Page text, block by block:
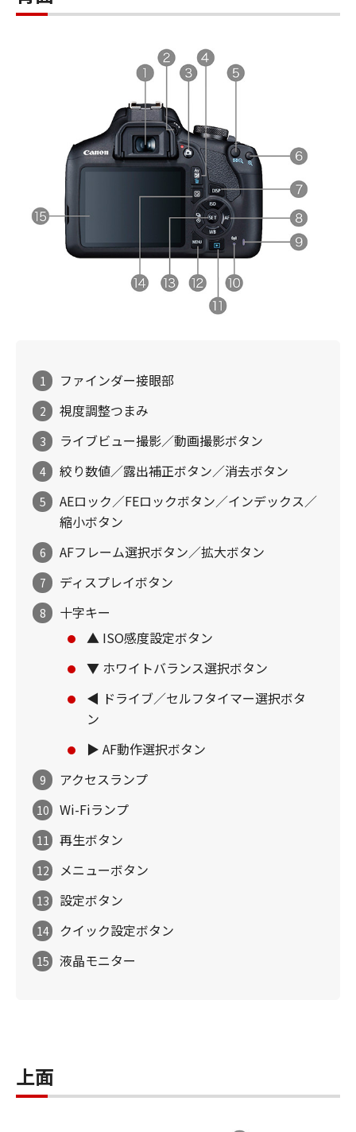
1 ファインダー接眼部
2 視度調整つまみ
3 ライブビュー撮影／動画撮影ボタン
4 絞り数値／露出補正ボタン／消去ボタン
5
AEロック／FEロックボタン／インデックス／
縮小ボタン
6 AFフレーム選択ボタン／拡大ボタン
7 ディスプレイボタン
8
十字キー
▲ ISO感度設定ボタン
▼ ホワイトバランス選択ボタン
◀ ドライブ／セルフタイマー選択ボタ
ン
▶ AF動作選択ボタン
9 アクセスランプ
10 Wi-Fiランプ
11 再生ボタン
12 メニューボタン
13 設定ボタン
14 クイック設定ボタン
15 液晶モニター
上面